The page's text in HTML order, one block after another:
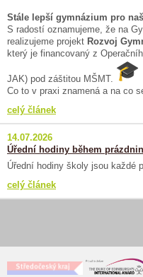
Stále lepší gymnázium pro
S radostí oznamujeme, že na
realizujeme projekt Rozvoj
který je financovaný z
JAK) pod záštitou MŠMT.
Co to v praxi znamená a na co
celý článek
14.07.2026
Úřední hodiny během prázdnin
Úřední hodiny školy jsou každé
celý článek